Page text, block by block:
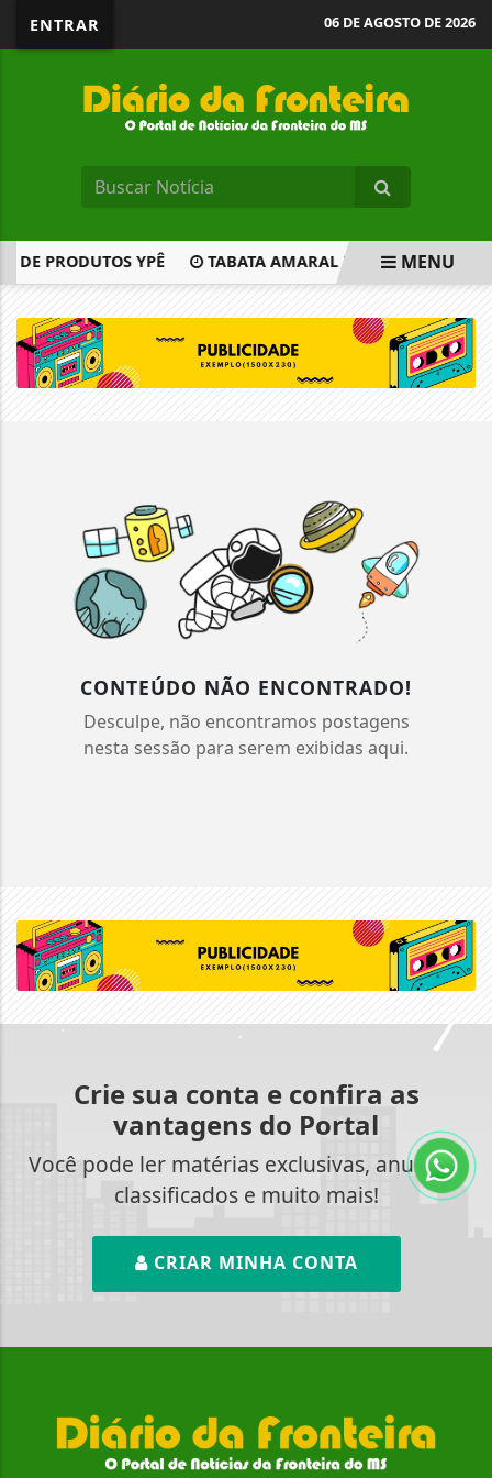
ENTRAR 06 DE AGOSTO DE 2026
DE PRODUTOS YPÊ TABATA AMARAL PEDE SUGESTÕES
MENU
CONTEÚDO NÃO ENCONTRADO!
Desculpe, não encontramos postagens
nesta sessão para serem exibidas aqui.
Crie sua conta e confira as
vantagens do Portal
Você pode ler matérias exclusivas, anunciar
classificados e muito mais!
CRIAR MINHA CONTA